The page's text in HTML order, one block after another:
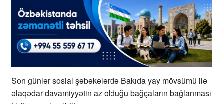
Son günlər sosial şəbəkələrdə Bakıda yay mövsümü ilə
əlaqədar davamiyyətin az olduğu bağçaların bağlanması